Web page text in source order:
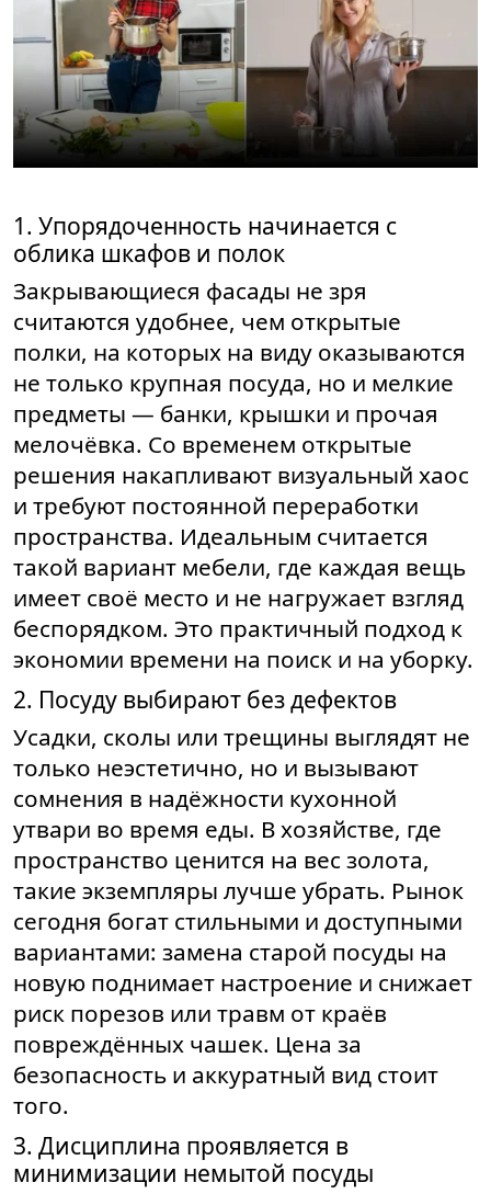
1. Упорядоченность начинается с
облика шкафов и полок
Закрывающиеся фасады не зря
считаются удобнее, чем открытые
полки, на которых на виду оказываются
не только крупная посуда, но и мелкие
предметы — банки, крышки и прочая
мелочёвка. Со временем открытые
решения накапливают визуальный хаос
и требуют постоянной переработки
пространства. Идеальным считается
такой вариант мебели, где каждая вещь
имеет своё место и не нагружает взгляд
беспорядком. Это практичный подход к
экономии времени на поиск и на уборку.
2. Посуду выбирают без дефектов
Усадки, сколы или трещины выглядят не
только неэстетично, но и вызывают
сомнения в надёжности кухонной
утвари во время еды. В хозяйстве, где
пространство ценится на вес золота,
такие экземпляры лучше убрать. Рынок
сегодня богат стильными и доступными
вариантами: замена старой посуды на
новую поднимает настроение и снижает
риск порезов или травм от краёв
повреждённых чашек. Цена за
безопасность и аккуратный вид стоит
того.
3. Дисциплина проявляется в
минимизации немытой посуды